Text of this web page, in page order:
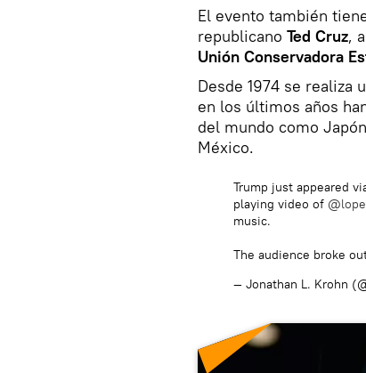
El evento también
republicano Ted Cruz,
Unión Conservadora
Desde 1974 se realiza
en los últimos años
del mundo como
México.
Trump just appeared
playing video of
music.
The audience broke
— Jonathan L. Krohn